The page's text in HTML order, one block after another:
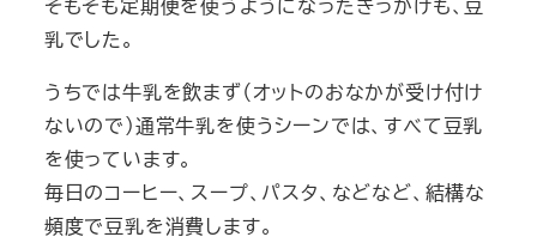
そもそも定期便を使うようになったきっかけも、豆
乳でした。
うちでは牛乳を飲まず（オットのおなかが受け付け
ないので）通常牛乳を使うシーンでは、すべて豆乳
を使っています。
毎日のコーヒー、スープ、パスタ、などなど、結構な
頻度で豆乳を消費します。